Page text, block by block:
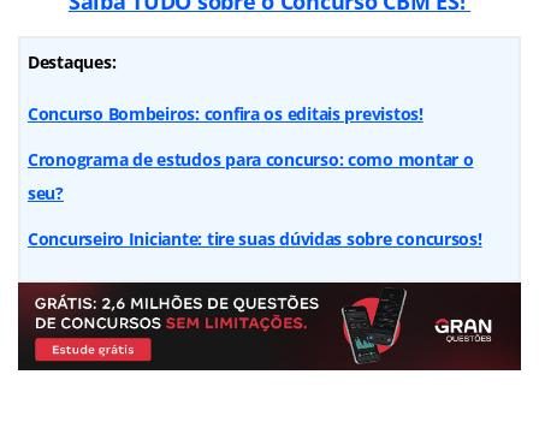
Destaques:
Concurso Bombeiros: confira os editais previstos!
Cronograma de estudos para concurso: como montar o
seu?
Concurseiro Iniciante: tire suas dúvidas sobre concursos!